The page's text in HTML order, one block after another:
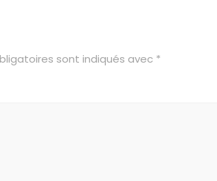
sont indiqués avec *